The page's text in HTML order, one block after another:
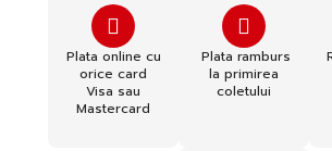
Plata online cu
orice card
Visa sau
Mastercard
Plata ramburs
la primirea
coletului